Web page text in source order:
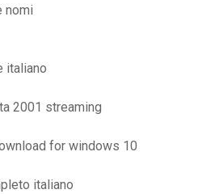
nomi
italiano
2001 streaming
for windows 10
italiano